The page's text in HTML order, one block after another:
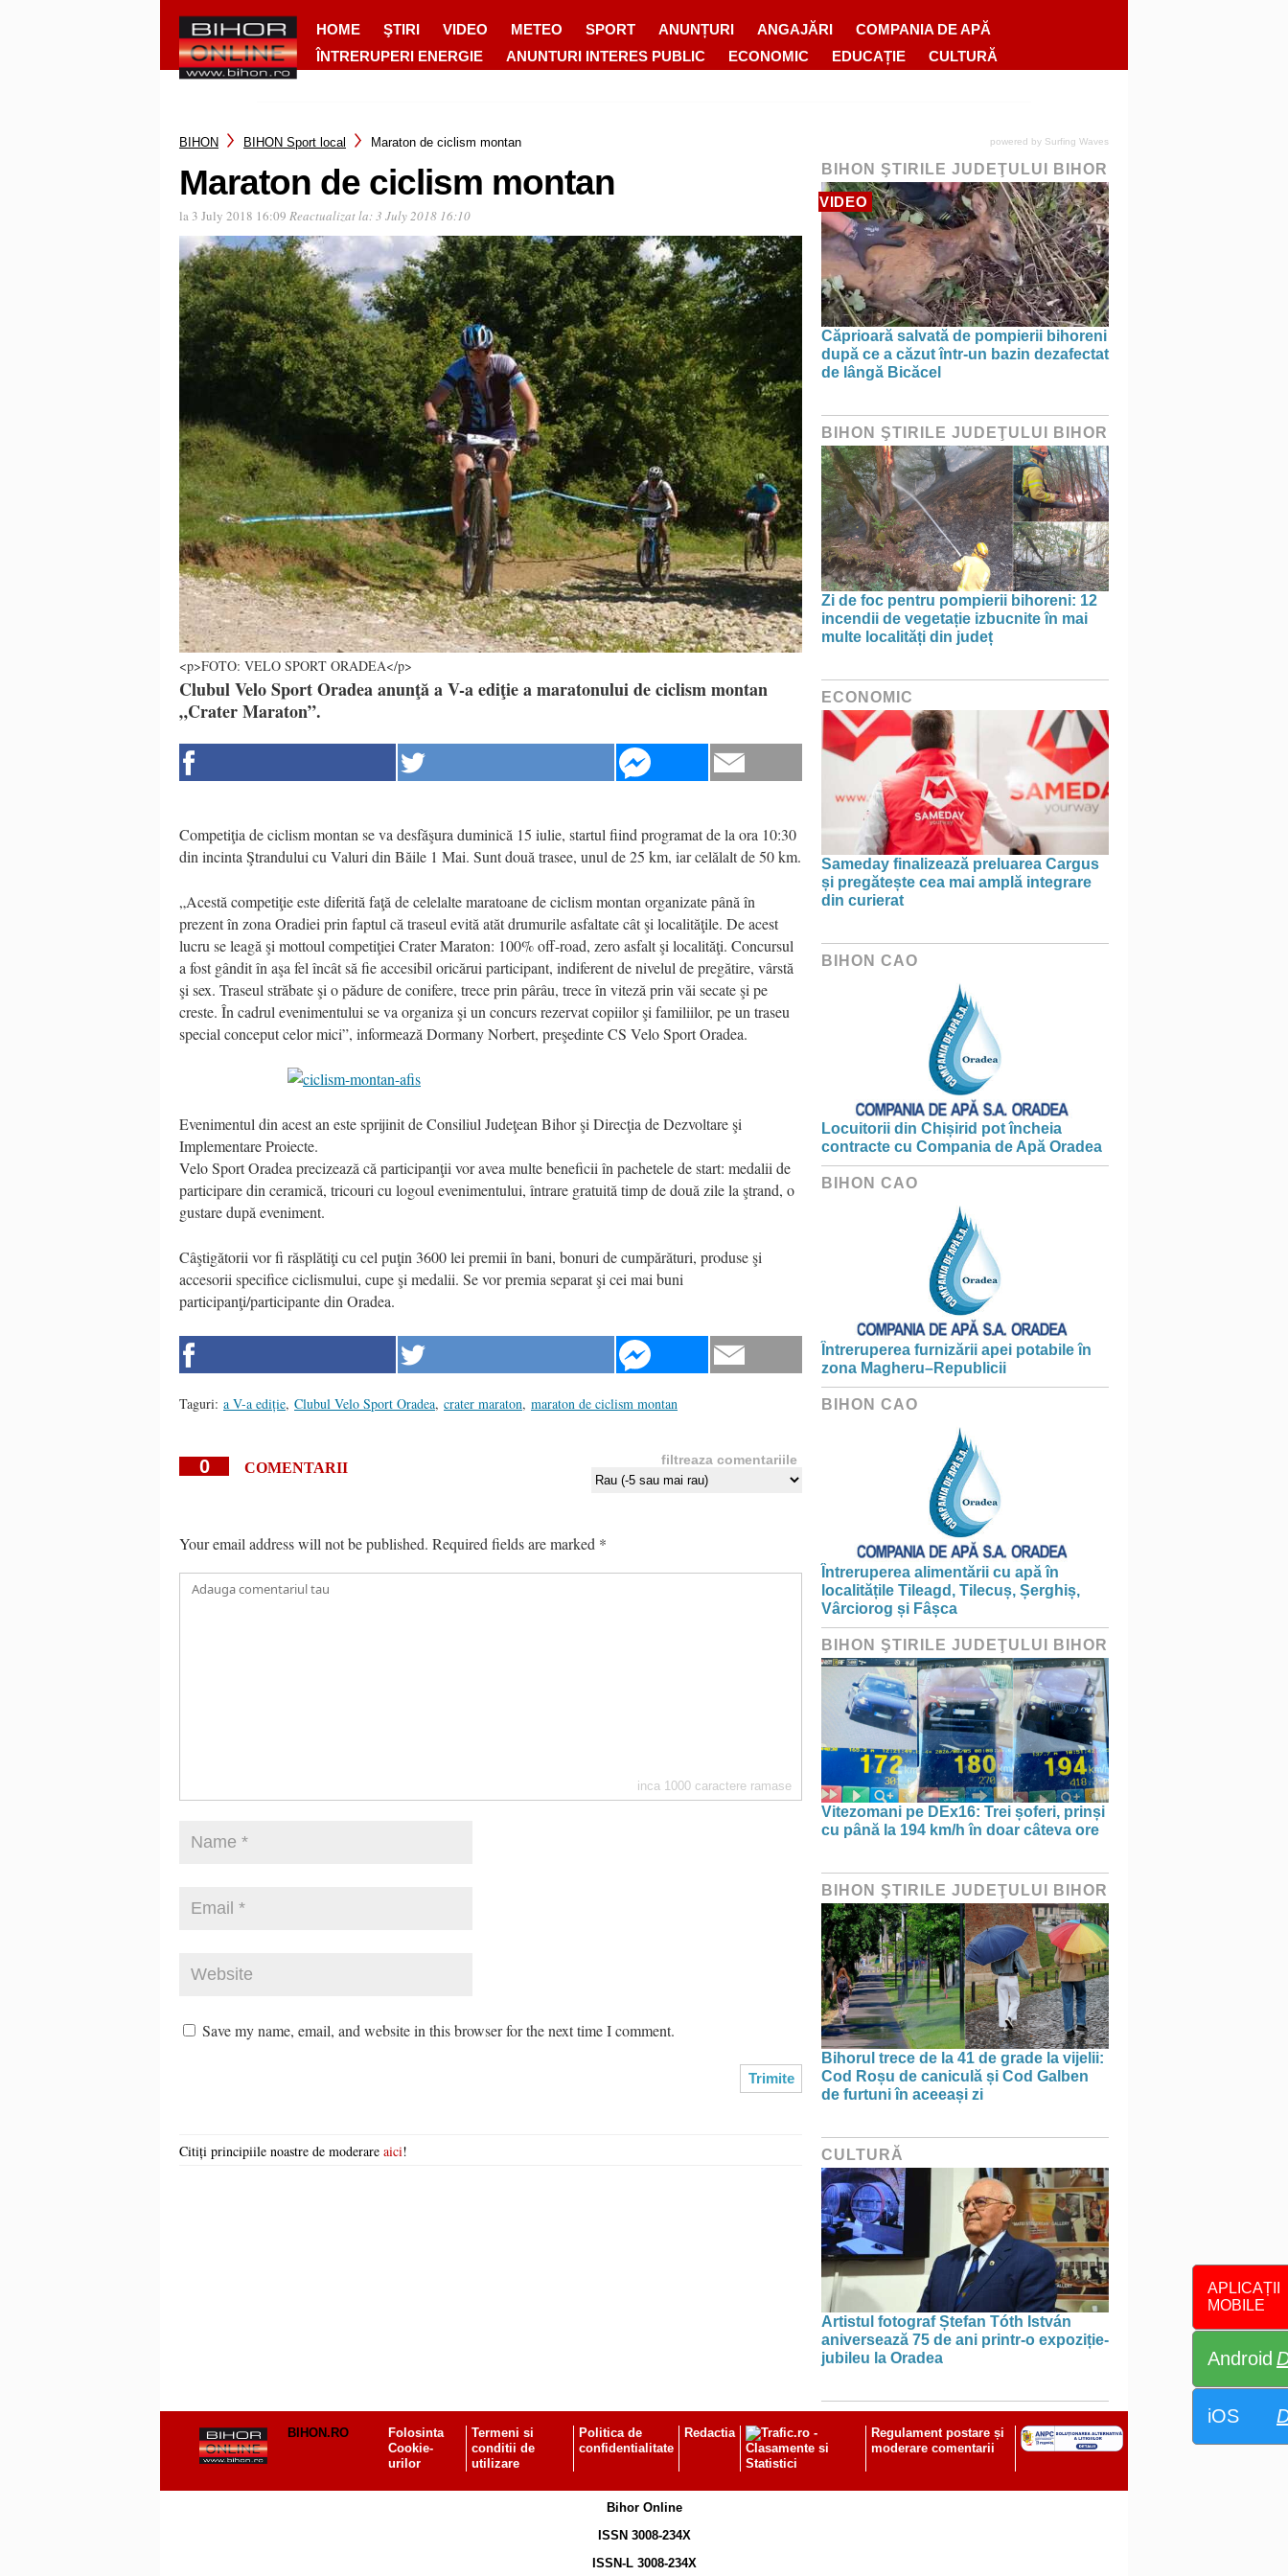
HOME ŞTIRI VIDEO METEO SPORT ANUNȚURI ANGAJĂRI
COMPANIA DE APĂ
ÎNTRERUPERI ENERGIE
ANUNTURI INTERES PUBLIC ECONOMIC EDUCAȚIE CULTURĂ
APLICAȚII
MOBILE
Android
iOS
BIHON BIHON Sport local Maraton de ciclism montan
Maraton de ciclism montan
la 3 July 2018 16:09 Reactualizat la:3 July 2018 16:10
<p>FOTO: VELO SPORT ORADEA</p>
Clubul Velo Sport Oradea anunţă a V-a ediţie a maratonului de ciclism montan
„Crater Maraton”.
Competiţia de ciclism montan se va desfăşura duminică 15 iulie, startul fiind programat de la ora 10:30
din incinta Ştrandului cu Valuri din Băile 1 Mai. Sunt două trasee, unul de 25 km, iar celălalt de 50 km.
„Acestă competiţie este diferită faţă de celelalte maratoane de ciclism montan organizate până în
prezent în zona Oradiei prin faptul că traseul evită atăt drumurile asfaltate cât şi localităţile. De acest
lucru se leagă şi mottoul competiţiei Crater Maraton: 100% off-road, zero asfalt şi localităţi. Concursul
a fost gândit în aşa fel încât să fie accesibil oricărui participant, indiferent de nivelul de pregătire, vârstă
şi sex. Traseul străbate şi o pădure de conifere, trece prin pârâu, trece în viteză prin văi secate şi pe
creste. În cadrul evenimentului se va organiza şi un concurs rezervat copiilor şi familiilor, pe un traseu
special conceput celor mici”, informează Dormany Norbert, preşedinte CS Velo Sport Oradea.
Evenimentul din acest an este sprijinit de Consiliul Judeţean Bihor şi Direcţia de Dezvoltare şi
Implementare Proiecte.
Velo Sport Oradea precizează că participanţii vor avea multe beneficii în pachetele de start: medalii de
participare din ceramică, tricouri cu logoul evenimentului, întrare gratuită timp de două zile la ştrand, o
gustare după eveniment.
Câştigătorii vor fi răsplătiţi cu cel puţin 3600 lei premii în bani, bonuri de cumpărături, produse şi
accesorii specifice ciclismului, cupe şi medalii. Se vor premia separat şi cei mai buni
participanţi/participante din Oradea.
Taguri: a V-a ediție, Clubul Velo Sport Oradea, crater maraton, maraton de ciclism montan
0 COMENTARII filtreaza comentariile
Your email address will not be published. Required fields are marked *
inca 1000 caractere ramase
Save my name, email, and website in this browser for the next time I comment.
Citiți principiile noastre de moderare aici!
powered by Surfing Waves
BIHON ŞTIRILE JUDEŢULUI BIHOR
VIDEO
Căprioară salvată de pompierii bihoreni
după ce a căzut într-un bazin dezafectat
de lângă Bicăcel
BIHON ŞTIRILE JUDEŢULUI BIHOR
Zi de foc pentru pompierii bihoreni: 12
incendii de vegetație izbucnite în mai
multe localități din județ
ECONOMIC
Sameday finalizează preluarea Cargus
și pregătește cea mai amplă integrare
din curierat
BIHON CAO
Locuitorii din Chișirid pot încheia
contracte cu Compania de Apă Oradea
BIHON CAO
Întreruperea furnizării apei potabile în
zona Magheru–Republicii
BIHON CAO
Întreruperea alimentării cu apă în
localitățile Tileagd, Tilecuș, Șerghiș,
Vârciorog și Fâșca
BIHON ŞTIRILE JUDEŢULUI BIHOR
Vitezomani pe DEx16: Trei șoferi, prinși
cu până la 194 km/h în doar câteva ore
BIHON ŞTIRILE JUDEŢULUI BIHOR
Bihorul trece de la 41 de grade la vijelii:
Cod Roșu de caniculă și Cod Galben
de furtuni în aceeași zi
CULTURĂ
Artistul fotograf Ștefan Tóth István
aniversează 75 de ani printr-o expoziție-
jubileu la Oradea
BIHON.RO
Folosinta
Cookie-
urilor
Termeni si
conditii de
utilizare
Politica de
confidentialitate
Redactia
Regulament postare și
moderare comentarii
Bihor Online
ISSN 3008-234X
ISSN-L 3008-234X